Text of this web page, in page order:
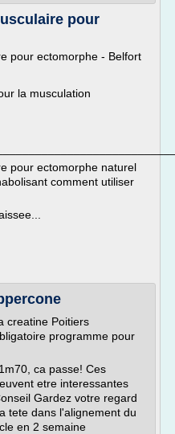
pour
pour ectomorphe - Belfort
la musculation
pour ectomorphe naturel
comment utiliser
creatine Poitiers
programme pour
ca passe! Ces
etre interessantes
Gardez votre regard
tete dans l'alignement du
en 2 semaine